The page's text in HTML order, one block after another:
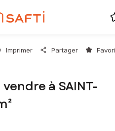
Imprimer Partager
à SAINT-